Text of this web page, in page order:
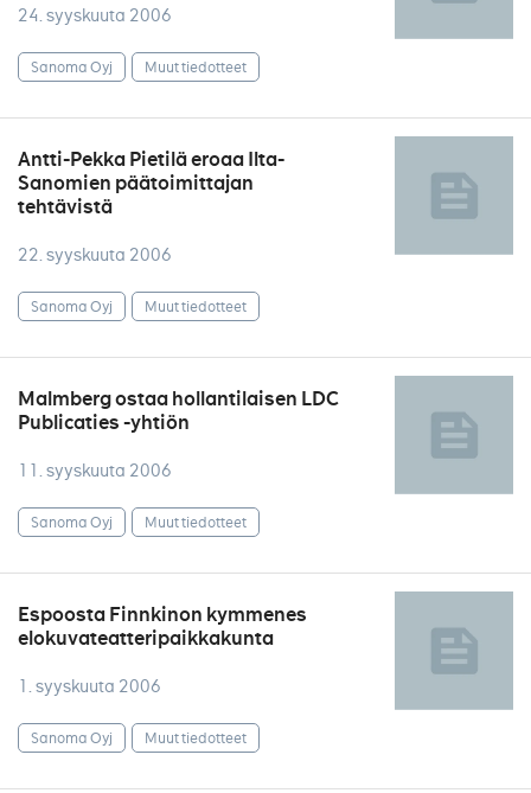
24. syyskuuta 2006
Sanoma Oyj Muut tiedotteet
Antti-Pekka Pietilä eroaa Ilta-
Sanomien päätoimittajan
tehtävistä
22. syyskuuta 2006
Sanoma Oyj Muut tiedotteet
Malmberg ostaa hollantilaisen LDC
Publicaties -yhtiön
11. syyskuuta 2006
Sanoma Oyj Muut tiedotteet
Espoosta Finnkinon kymmenes
elokuvateatteripaikkakunta
1. syyskuuta 2006
Sanoma Oyj Muut tiedotteet